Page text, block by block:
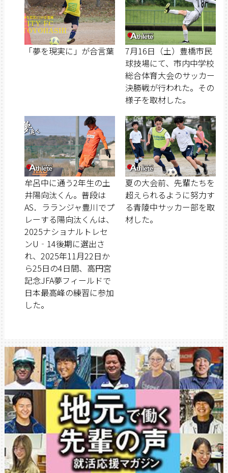
「夢を現実に」が合言葉
7月16日（土）豊橋市民
球技場にて、市内中学校
総合体育大会のサッカー
決勝戦が行われた。その
様子を取材した。
牟呂中に通う2年生の土
井陽向汰くん。普段は
AS．ラランジャ豊川でプ
レーする陽向汰くんは、
2025ナショナルトレセ
ンU‐14後期に選出さ
れ、2025年11月22日か
ら25日の4日間、高円宮
記念JFA夢フィールドで
日本最高峰の練習に参加
した。
夏の大会前、先輩たちを
超えられるように努力す
る青陵中サッカー部を取
材した。